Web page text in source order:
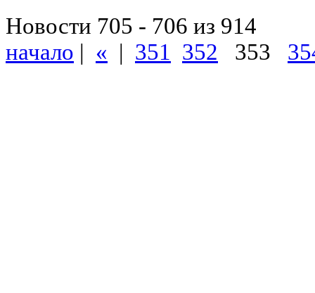
Новости 705 - 706 из 914
начало | « | 351 352 353